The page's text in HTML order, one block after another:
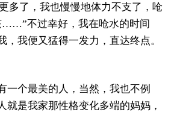
多了，我也慢慢地体力不支了，呛
……”不过幸好，我在呛水的时间
，我便又猛得一发力，直达终点。
个最美的人，当然，我也不例
就是我家那性格变化多端的妈妈，